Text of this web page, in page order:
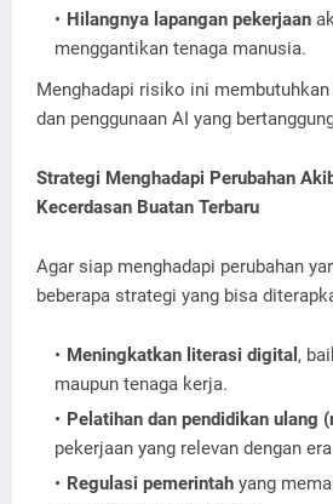
Hilangnya lapangan pekerjaan
menggantikan tenaga manusia.
Menghadapi risiko ini
dan penggunaan AI yang
Strategi Menghadapi Perubahan
Kecerdasan Buatan Terbaru
Agar siap menghadapi perubahan
beberapa strategi yang bisa
Meningkatkan literasi digital ,
maupun tenaga kerja.
Pelatihan dan pendidikan ulang
pekerjaan yang relevan dengan
Regulasi pemerintah yang